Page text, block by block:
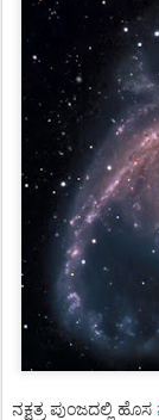
ನಕ್ಷತ್ರ ಪುಂಜದಲ್ಲಿ ಹೊಸ